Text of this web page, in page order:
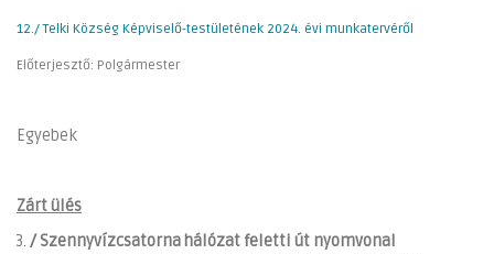
12./ Telki Község Képviselő-testületének 2024. évi munkatervéről
Előterjesztő: Polgármester
Egyebek
Zárt ülés
/ Szennyvízcsatorna hálózat feletti út nyomvonal